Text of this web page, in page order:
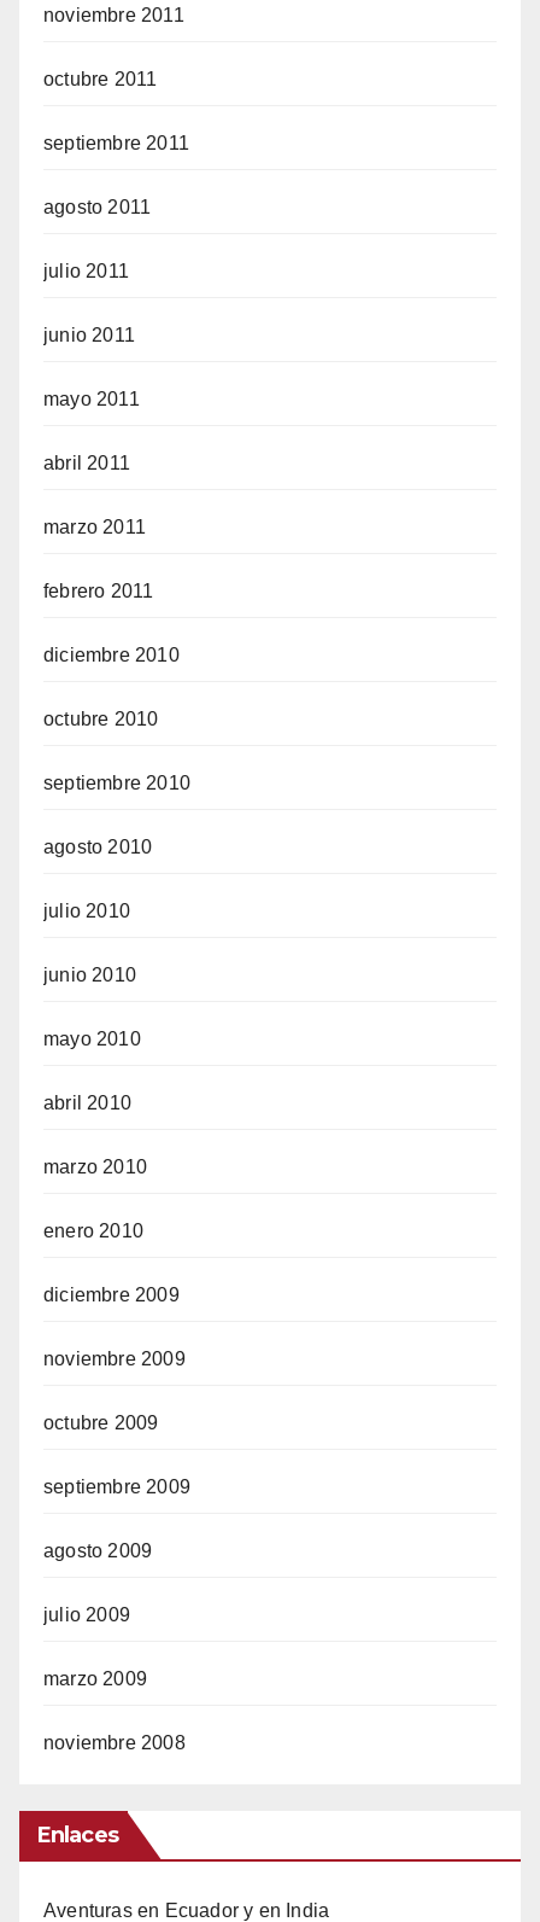
noviembre 2011
octubre 2011
septiembre 2011
agosto 2011
julio 2011
junio 2011
mayo 2011
abril 2011
marzo 2011
febrero 2011
diciembre 2010
octubre 2010
septiembre 2010
agosto 2010
julio 2010
junio 2010
mayo 2010
abril 2010
marzo 2010
enero 2010
diciembre 2009
noviembre 2009
octubre 2009
septiembre 2009
agosto 2009
julio 2009
marzo 2009
noviembre 2008
Enlaces
Aventuras en Ecuador y en India